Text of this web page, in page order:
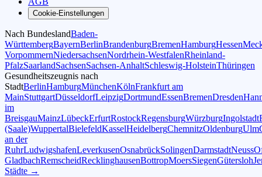
Cookie-Einstellungen
Nach BundeslandBaden-
WürttembergBayernBerlinBrandenburgBremenHamburgHessen
VorpommernNiedersachsenNordrhein-WestfalenRheinland-
PfalzSaarlandSachsenSachsen-AnhaltSchleswig-HolsteinThüringen
Gesundheitszeugnis nach
StadtBerlinHamburgMünchenKölnFrankfurt am
MainStuttgartDüsseldorfLeipzigDortmundEssenBremenDresden
im
BreisgauMainzLübeckErfurtRostockRegensburgWürzburgIngolstadt
(Saale)WuppertalBielefeldKasselHeidelbergChemnitzOldenburgUlm
an der
RuhrLudwigshafenLeverkusenOsnabrückSolingenDarmstadtNeuss
GladbachRemscheidRecklinghausenBottropMoersSiegenGütersloh
Städte →